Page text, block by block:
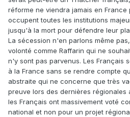
réforme ne viendra jamais en
occupent toutes les institutions
jusqu'à la mort pour défendre leur
La sécession n'en parlons même
volonté comme Raffarin qui ne
n'y sont pas parvenus. Les Français
à la France sans se rendre compte
abstraite qui ne concerne que très
preuve lors des dernières régionales
les Français ont massivement voté
national et non pour un projet